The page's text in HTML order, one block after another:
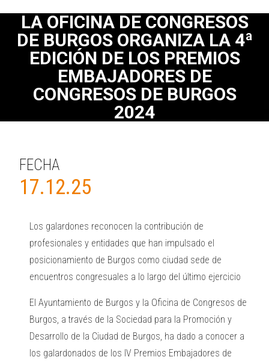
LA OFICINA DE CONGRESOS
DE BURGOS ORGANIZA LA 4ª
EDICIÓN DE LOS PREMIOS
EMBAJADORES DE
CONGRESOS DE BURGOS
2024
FECHA
17.12.25
Los galardones reconocen la contribución de
profesionales y entidades que han impulsado el
posicionamiento de Burgos como ciudad sede de
encuentros congresuales a lo largo del último ejercicio
El Ayuntamiento de Burgos y la Oficina de Congresos de
Burgos, a través de la Sociedad para la Promoción y
Desarrollo de la Ciudad de Burgos, ha dado a conocer a
los galardonados de los IV Premios Embajadores de